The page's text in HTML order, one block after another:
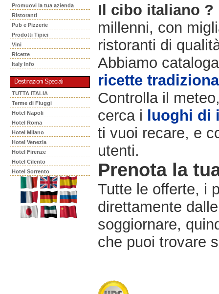
Promuovi la tua azienda
Ristoranti
Pub e Pizzerie
Prodotti Tipici
Vini
Ricette
Italy Info
Destinazioni Speciali
TUTTA ITALIA
Terme di Fiuggi
Hotel Napoli
Hotel Roma
Hotel Milano
Hotel Venezia
Hotel Firenze
Hotel Cilento
Hotel Sorrento
Il cibo italiano ?
millenni, con
ristoranti di
Abbiamo
ricette
Controlla il
cerca i luoghi di
ti vuoi recare, e
utenti.
Prenota la
Tutte le offerte, i
direttamente
soggiornare,
che puoi trovare